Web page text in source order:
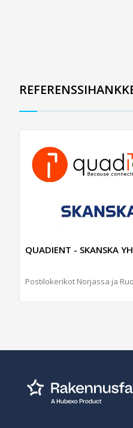
QUADIENT - SKANSKA
Postilokerikot Norjassa ja